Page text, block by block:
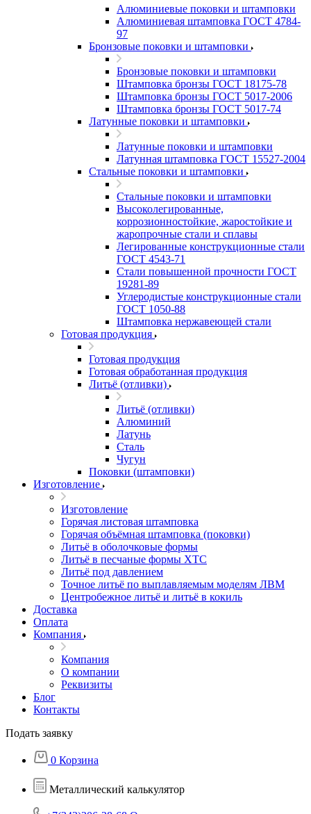
Алюминиевые поковки и штамповки
Алюминиевая штамповка ГОСТ 4784-
97
Бронзовые поковки и штамповки
Бронзовые поковки и штамповки
Штамповка бронзы ГОСТ 18175-78
Штамповка бронзы ГОСТ 5017-2006
Штамповка бронзы ГОСТ 5017-74
Латунные поковки и штамповки
Латунные поковки и штамповки
Латунная штамповка ГОСТ 15527-2004
Стальные поковки и штамповки
Стальные поковки и штамповки
Высоколегированные,
коррозионностойкие, жаростойкие и
жаропрочные стали и сплавы
Легированные конструкционные стали
ГОСТ 4543-71
Стали повышенной прочности ГОСТ
19281-89
Углеродистые конструкционные стали
ГОСТ 1050-88
Штамповка нержавеющей стали
Готовая продукция
Готовая продукция
Готовая обработанная продукция
Литьё (отливки)
Литьё (отливки)
Алюминий
Латунь
Сталь
Чугун
Поковки (штамповки)
Изготовление
Изготовление
Горячая листовая штамповка
Горячая объёмная штамповка (поковки)
Литьё в оболочковые формы
Литьё в песчаные формы ХТС
Литьё под давлением
Точное литьё по выплавляемым моделям ЛВМ
Центробежное литьё и литьё в кокиль
Доставка
Оплата
Компания
Компания
О компании
Реквизиты
Блог
Контакты
Подать заявку
0 Корзина
Металлический калькулятор